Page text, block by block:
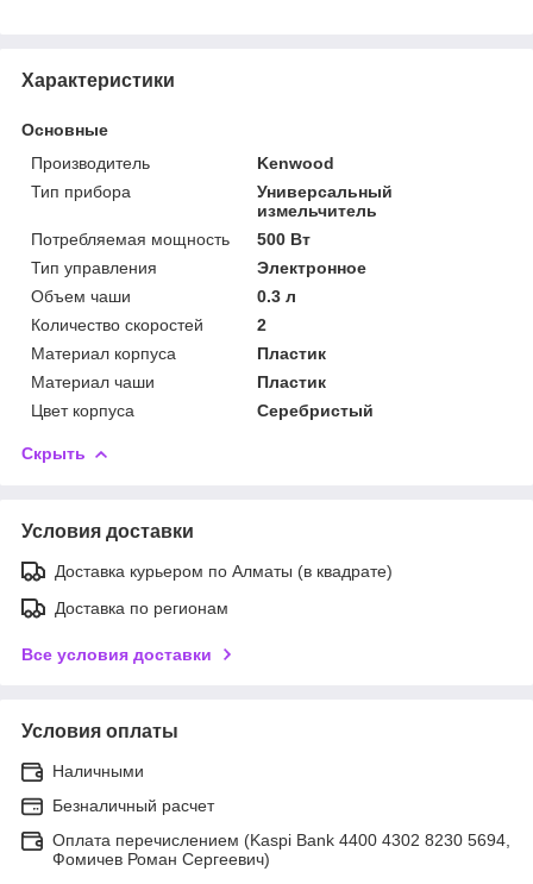
Характеристики
Основные
Производитель
Kenwood
Тип прибора
Универсальный
измельчитель
Потребляемая мощность
500 Вт
Тип управления
Электронное
Объем чаши
0.3 л
Количество скоростей
2
Материал корпуса
Пластик
Материал чаши
Пластик
Цвет корпуса
Серебристый
Скрыть
Условия доставки
Доставка курьером по Алматы (в квадрате)
Доставка по регионам
Все условия доставки
Условия оплаты
Наличными
Безналичный расчет
Оплата перечислением (Kaspi Bank 4400 4302 8230 5694,
Фомичев Роман Сергеевич)